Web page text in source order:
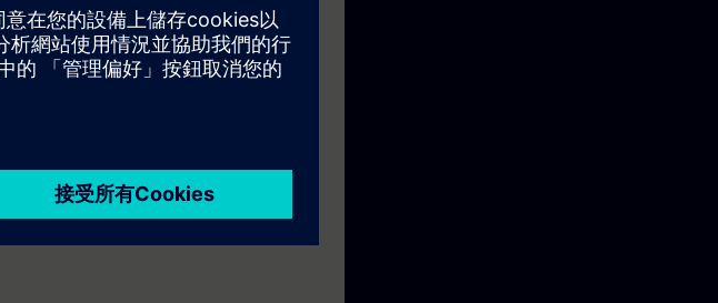
vertiefen oder wiederholen sowie Ihre